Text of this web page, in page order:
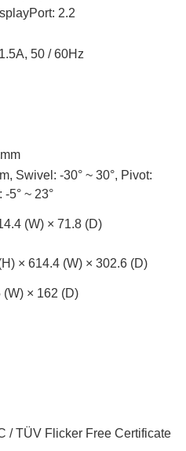
2.2
50 / 60Hz
Swivel: -30° ~ 30°, Pivot:
-5° ~ 23°
(W) × 71.8 (D)
× 614.4 (W) × 302.6 (D)
× 162 (D)
/ TÜV Flicker Free Certificate